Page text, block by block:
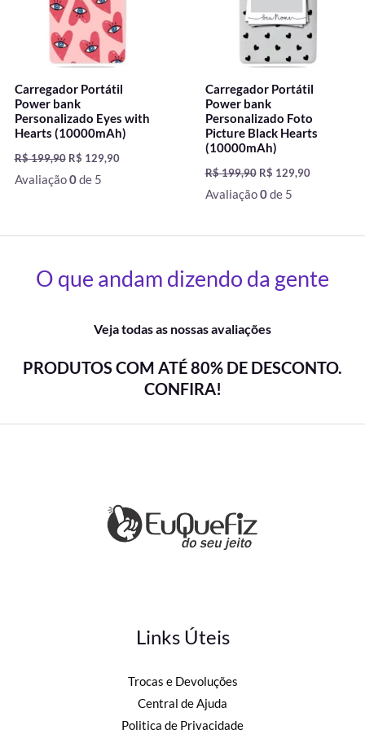
Carregador Portátil
Power bank
Personalizado Eyes with
Hearts (10000mAh)
R$199,90 R$ 129,90
Avaliação0de 5
Carregador Portátil
Power bank
Personalizado Foto
Picture Black Hearts
(10000mAh)
R$199,90 R$ 129,90
Avaliação0de 5
O que andam dizendo da gente
Veja todas as nossas avaliações
PRODUTOS COM ATÉ 80% DE DESCONTO.
CONFIRA!
Links Úteis
Trocas e Devoluções
Central de Ajuda
Politica de Privacidade